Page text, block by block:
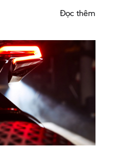
Đọc thêm